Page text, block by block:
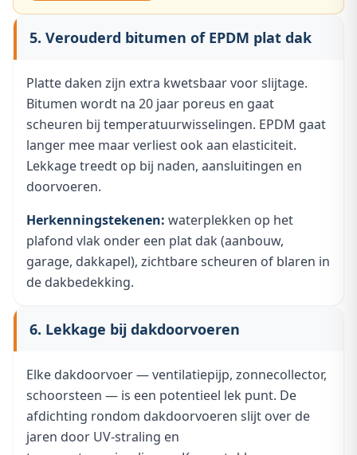
5. Verouderd bitumen of EPDM plat dak
Platte daken zijn extra kwetsbaar voor slijtage.
Bitumen wordt na 20 jaar poreus en gaat
scheuren bij temperatuurwisselingen. EPDM gaat
langer mee maar verliest ook aan elasticiteit.
Lekkage treedt op bij naden, aansluitingen en
doorvoeren.
Herkenningstekenen: waterplekken op het
plafond vlak onder een plat dak (aanbouw,
garage, dakkapel), zichtbare scheuren of blaren in
de dakbedekking.
6. Lekkage bij dakdoorvoeren
Elke dakdoorvoer — ventilatiepijp, zonnecollector,
schoorsteen — is een potentieel lek punt. De
afdichting rondom dakdoorvoeren slijt over de
jaren door UV-straling en